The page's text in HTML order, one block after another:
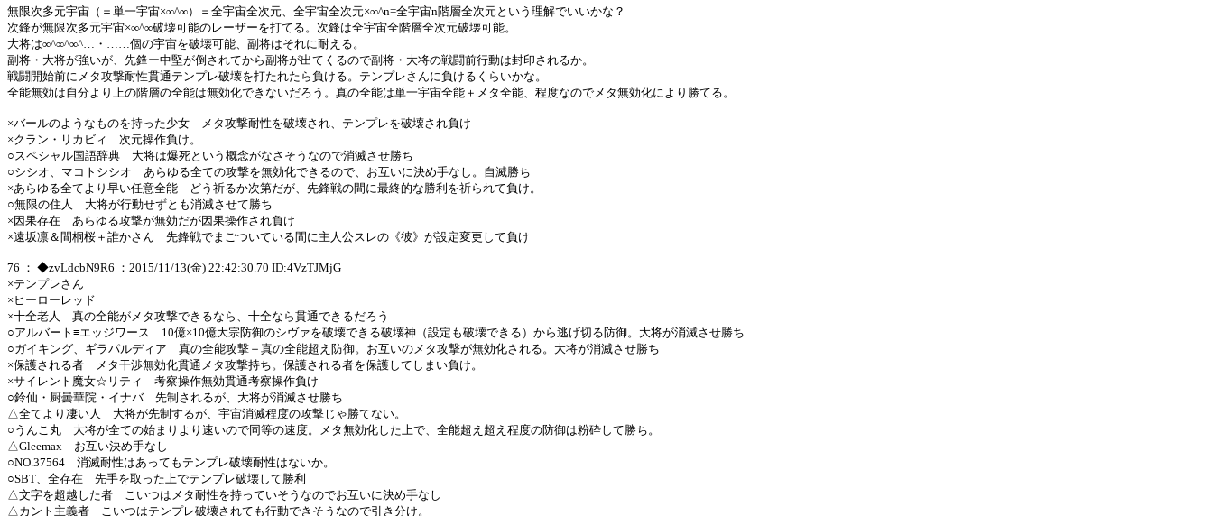
無限次多元宇宙（＝単一宇宙×∞^∞）＝全宇宙全次元、全宇宙全次元×∞^n=全宇宙n階層全次元という理解でいいかな？
次鋒が無限次多元宇宙×∞^∞破壊可能のレーザーを打てる。次鋒は全宇宙全階層全次元破壊可能。
大将は∞^∞^∞^…・……個の宇宙を破壊可能、副将はそれに耐える。
副将・大将が強いが、先鋒ー中堅が倒されてから副将が出てくるので副将・大将の戦闘前行動は封印されるか。
戦闘開始前にメタ攻撃耐性貫通テンプレ破壊を打たれたら負ける。テンプレさんに負けるくらいかな。
全能無効は自分より上の階層の全能は無効化できないだろう。真の全能は単一宇宙全能＋メタ全能、程度なのでメタ無効化により勝てる。
×バールのようなものを持った少女 メタ攻撃耐性を破壊され、テンプレを破壊され負け
×クラン・リカビィ 次元操作負け。
○スペシャル国語辞典 大将は爆死という概念がなさそうなので消滅させ勝ち
○シシオ、マコトシシオ あらゆる全ての攻撃を無効化できるので、お互いに決め手なし。自滅勝ち
×あらゆる全てより早い任意全能 どう祈るか次第だが、先鋒戦の間に最終的な勝利を祈られて負け。
○無限の住人 大将が行動せずとも消滅させて勝ち
×因果存在 あらゆる攻撃が無効だが因果操作され負け
×遠坂凛＆間桐桜＋誰かさん 先鋒戦でまごついている間に主人公スレの《彼》が設定変更して負け
76 ： ◆zvLdcbN9R6 ：2015/11/13(金) 22:42:30.70 ID:4VzTJMjG
×テンプレさん
×ヒーローレッド
×十全老人 真の全能がメタ攻撃できるなら、十全なら貫通できるだろう
○アルバート≡エッジワース 10億×10億大宗防御のシヴァを破壊できる破壊神（設定も破壊できる）から逃げ切る防御。大将が消滅させ勝ち
○ガイキング、ギラパルディア 真の全能攻撃＋真の全能超え防御。お互いのメタ攻撃が無効化される。大将が消滅させ勝ち
×保護される者 メタ干渉無効化貫通メタ攻撃持ち。保護される者を保護してしまい負け。
×サイレント魔女☆リティ 考察操作無効貫通考察操作負け
○鈴仙・厨曇華院・イナバ 先制されるが、大将が消滅させ勝ち
△全てより凄い人 大将が先制するが、宇宙消滅程度の攻撃じゃ勝てない。
○うんこ丸 大将が全ての始まりより速いので同等の速度。メタ無効化した上で、全能超え超え程度の防御は粉砕して勝ち。
△Gleemax お互い決め手なし
○NO.37564 消滅耐性はあってもテンプレ破壊耐性はないか。
○SBT、全存在 先手を取った上でテンプレ破壊して勝利
△文字を超越した者 こいつはメタ耐性を持っていそうなのでお互いに決め手なし
△カント主義者 こいつはテンプレ破壊されても行動できそうなので引き分け。